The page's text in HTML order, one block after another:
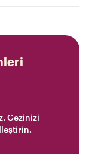
Gezinizi